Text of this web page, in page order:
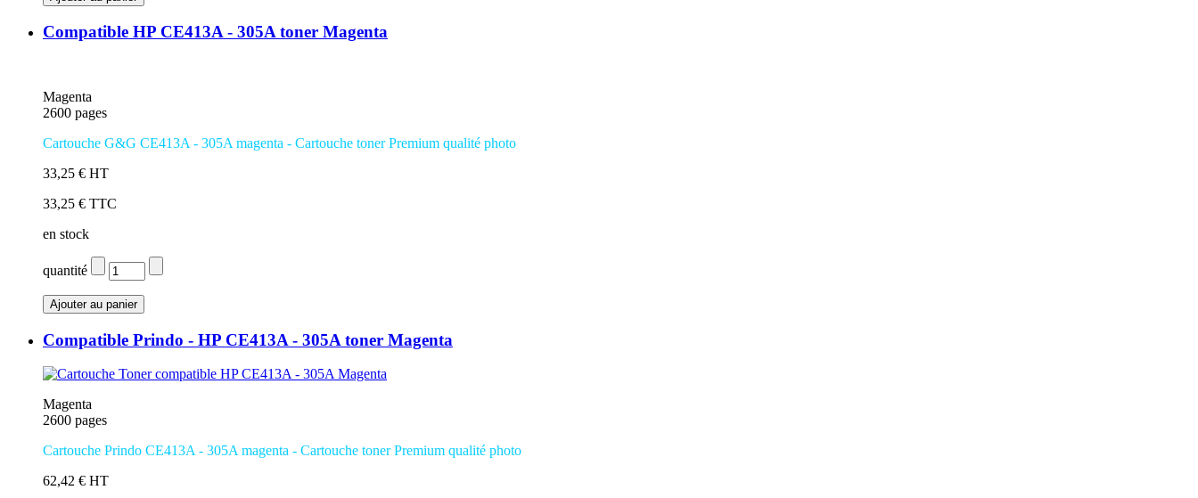
Compatible HP CE413A - 305A toner Magenta
Magenta
2600 pages
Cartouche G&G CE413A - 305A magenta - Cartouche toner Premium qualité photo
33,25 € HT
33,25 € TTC
en stock
quantité
Compatible Prindo - HP CE413A - 305A toner Magenta
Magenta
2600 pages
Cartouche Prindo CE413A - 305A magenta - Cartouche toner Premium qualité photo
62,42 € HT